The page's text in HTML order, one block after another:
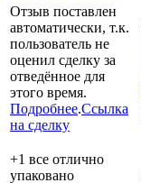
Отзыв поставлен
автоматически, т.к.
пользователь не
оценил сделку за
отведённое для
этого время.
Подробнее.Ссылка
на сделку
+1 все отлично
упаковано